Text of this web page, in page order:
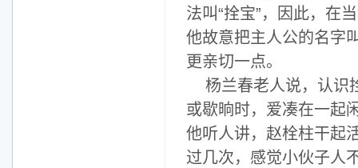
法叫“拴宝”，因此，在
他故意把主人公的名字
更亲切一点。
杨兰春老人说，认识
或歇晌时，爱凑在一起
他听人讲，赵栓柱干起
过几次，感觉小伙子人